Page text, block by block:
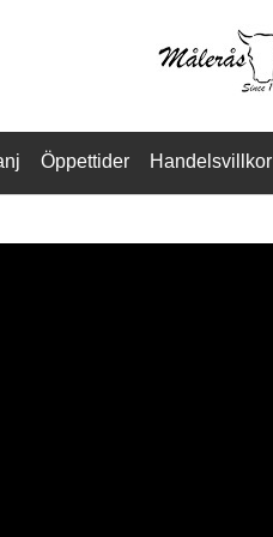
Öppettider Handelsvillkor